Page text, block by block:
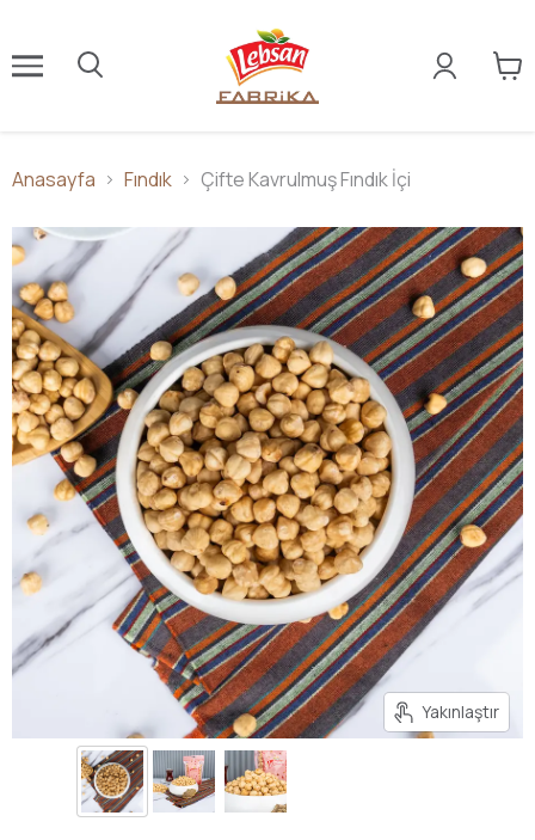
Anasayfa Fındık Çifte Kavrulmuş Fındık İçi
Yakınlaştır